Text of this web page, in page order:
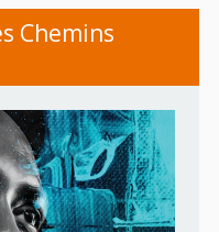
Chemins